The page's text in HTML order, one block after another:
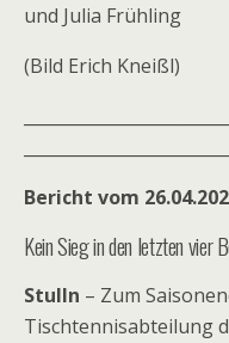
und Julia Frühling
(Bild Erich Kneißl)
Bericht vom
Kein Sieg in den letzten vier
Stulln – Zum
Tischtennisabteilung